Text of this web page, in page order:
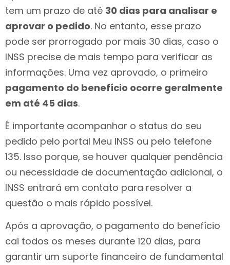
tem um prazo de até 30 dias para analisar e
aprovar o pedido. No entanto, esse prazo
pode ser prorrogado por mais 30 dias, caso o
INSS precise de mais tempo para verificar as
informações. Uma vez aprovado, o primeiro
pagamento do benefício ocorre geralmente
em até 45 dias.
É importante acompanhar o status do seu
pedido pelo portal Meu INSS ou pelo telefone
135. Isso porque, se houver qualquer pendência
ou necessidade de documentação adicional, o
INSS entrará em contato para resolver a
questão o mais rápido possível.
Após a aprovação, o pagamento do benefício
cai todos os meses durante 120 dias, para
garantir um suporte financeiro de fundamental